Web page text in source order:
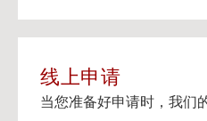
阅读更多
线上申请
当您准备好申请时，我们